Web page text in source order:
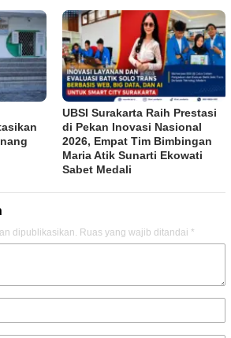
UBSI Surakarta Raih Prestasi
di Pekan Inovasi Nasional
2026, Empat Tim Bimbingan
Maria Atik Sunarti Ekowati
Sabet Medali
dipublikasikan. Ruas yang wajib ditandai *